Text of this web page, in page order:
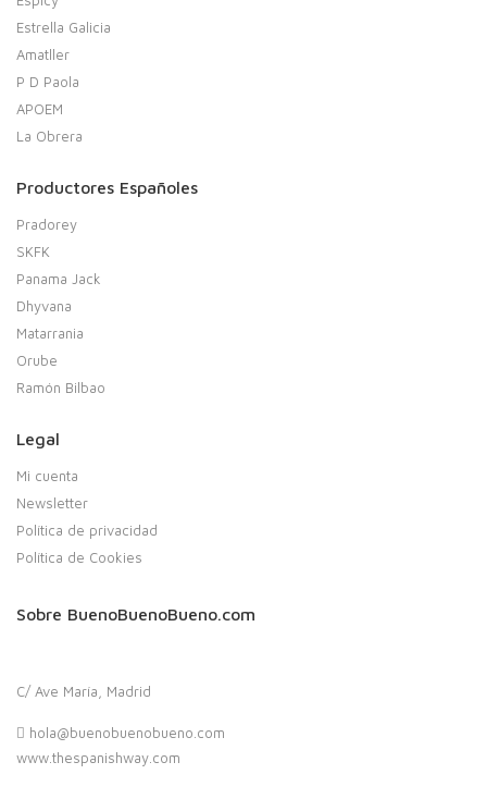
Estrella Galicia
Amatller
P D Paola
APOEM
La Obrera
Productores Españoles
Pradorey
SKFK
Panama Jack
Dhyvana
Matarrania
Orube
Ramón Bilbao
Legal
Mi cuenta
Newsletter
Política de privacidad
Política de Cookies
Sobre BuenoBuenoBueno.com
C/ Ave María, Madrid
hola@buenobuenobueno.com
www.thespanishway.com